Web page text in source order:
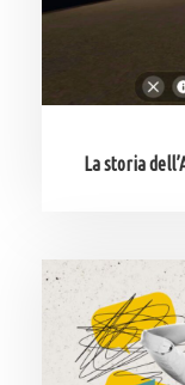
La storia